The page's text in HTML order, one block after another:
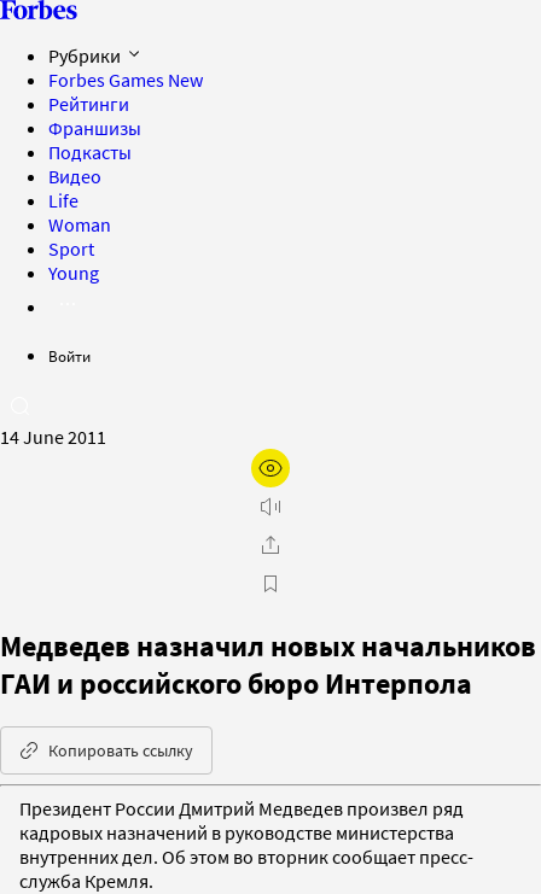
Рубрики
Forbes Games New
Рейтинги
Франшизы
Подкасты
Видео
Life
Woman
Sport
Young
Войти
14 June 2011
Медведев назначил новых начальников
ГАИ и российского бюро Интерпола
Копировать ссылку
Президент России Дмитрий Медведев произвел ряд
кадровых назначений в руководстве министерства
внутренних дел. Об этом во вторник сообщает пресс-
служба Кремля.